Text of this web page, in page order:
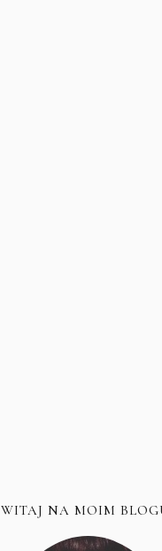
WITAJ NA MOIM